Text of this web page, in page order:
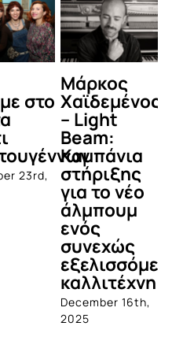
στο
23rd,
Μάρκος
Χαϊδεμένος
– Light
Beam:
Καμπάνια
στήριξης
για το νέο
άλμπουμ
ενός
συνεχώς
καλλιτέχνη
December 16th,
2025